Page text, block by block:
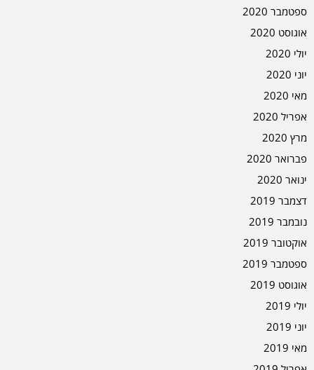
ספטמבר 2020
אוגוסט 2020
יולי 2020
יוני 2020
מאי 2020
אפריל 2020
מרץ 2020
פברואר 2020
ינואר 2020
דצמבר 2019
נובמבר 2019
אוקטובר 2019
ספטמבר 2019
אוגוסט 2019
יולי 2019
יוני 2019
מאי 2019